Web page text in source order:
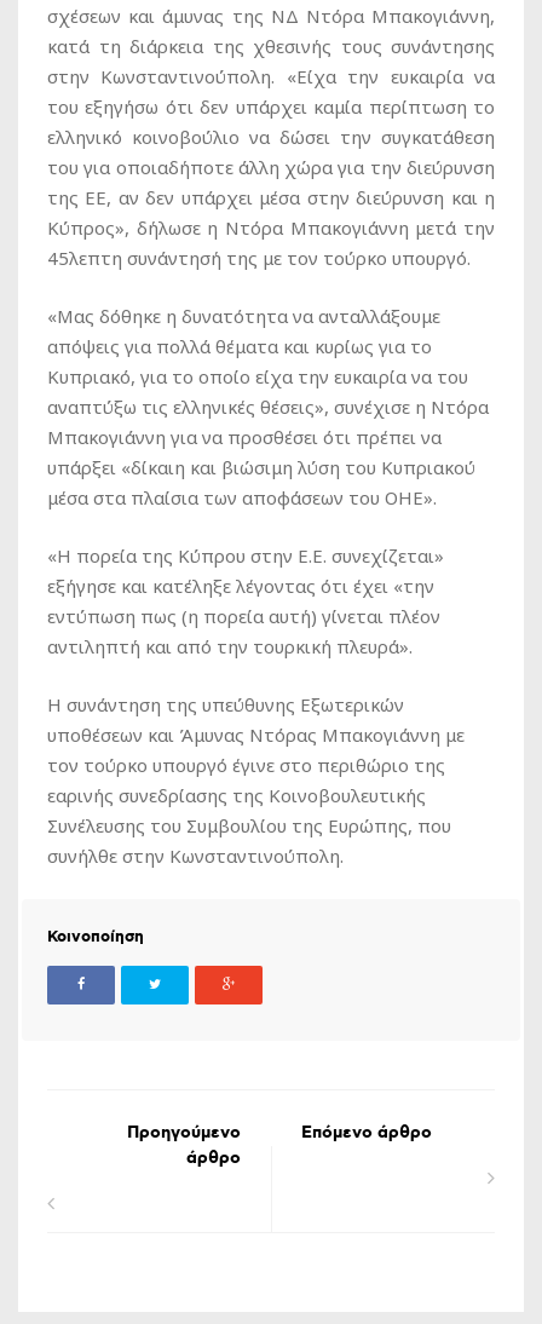
σχέσεων και άμυνας της ΝΔ Ντόρα Μπακογιάννη,
κατά τη διάρκεια της χθεσινής τους συνάντησης
στην Κωνσταντινούπολη. «Είχα την ευκαιρία να
του εξηγήσω ότι δεν υπάρχει καμία περίπτωση το
ελληνικό κοινοβούλιο να δώσει την συγκατάθεση
του για οποιαδήποτε άλλη χώρα για την διεύρυνση
της ΕΕ, αν δεν υπάρχει μέσα στην διεύρυνση και η
Κύπρος», δήλωσε η Ντόρα Μπακογιάννη μετά την
45λεπτη συνάντησή της με τον τούρκο υπουργό.
«Μας δόθηκε η δυνατότητα να ανταλλάξουμε
απόψεις για πολλά θέματα και κυρίως για το
Κυπριακό, για το οποίο είχα την ευκαιρία να του
αναπτύξω τις ελληνικές θέσεις», συνέχισε η Ντόρα
Μπακογιάννη για να προσθέσει ότι πρέπει να
υπάρξει «δίκαιη και βιώσιμη λύση του Κυπριακού
μέσα στα πλαίσια των αποφάσεων του ΟΗΕ».
«Η πορεία της Κύπρου στην Ε.Ε. συνεχίζεται»
εξήγησε και κατέληξε λέγοντας ότι έχει «την
εντύπωση πως (η πορεία αυτή) γίνεται πλέον
αντιληπτή και από την τουρκική πλευρά».
Η συνάντηση της υπεύθυνης Εξωτερικών
υποθέσεων και Άμυνας Ντόρας Μπακογιάννη με
τον τούρκο υπουργό έγινε στο περιθώριο της
εαρινής συνεδρίασης της Κοινοβουλευτικής
Συνέλευσης του Συμβουλίου της Ευρώπης, που
συνήλθε στην Κωνσταντινούπολη.
Κοινοποίηση
Προηγούμενο
άρθρο
Επόμενο άρθρο